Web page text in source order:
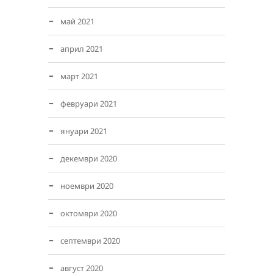
май 2021
април 2021
март 2021
февруари 2021
януари 2021
декември 2020
ноември 2020
октомври 2020
септември 2020
август 2020